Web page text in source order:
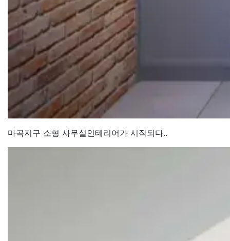
마곡지구 소형 사무실인테리어가 시작되다..